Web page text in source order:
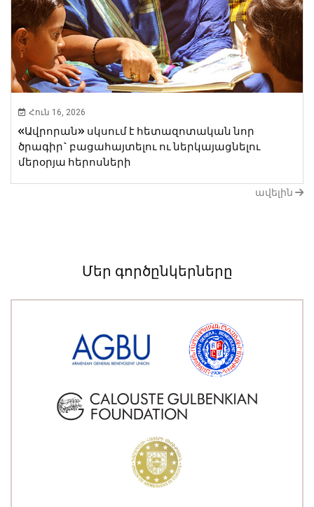
Հուն 16, 2026
«Ավրորան» սկսում է հետազոտական նոր ​​
ծրագիր` բացահայտելու ու ներկայացնելու
մերօրյա հերոսների
ավելին
Մեր գործընկերները